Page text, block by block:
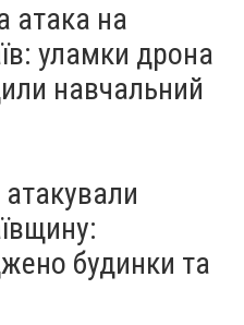
ледь не вбив перехожого
атака на
уламки дрона
навчальний
атакували
будинки та